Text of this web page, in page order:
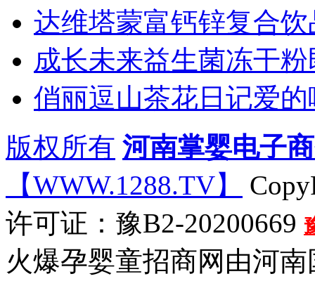
达维塔蒙富钙锌复合饮
成长未来益生菌冻干
俏丽逗山茶花日记爱
版权所有 河南掌婴电子
【WWW.1288.TV】
许可证：豫B2-20200669
火爆孕婴童招商网由河